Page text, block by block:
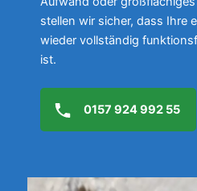
stellen wir sicher, dass Ihre
wieder vollständig
ist.
0157 924 992 55